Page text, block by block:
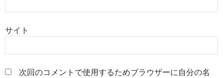
サイト
次回のコメントで使用するためブラウザーに自分の名